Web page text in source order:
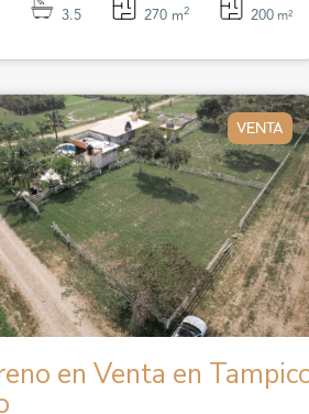
3.5 270 m2 200 m²
VENTA
en Venta en